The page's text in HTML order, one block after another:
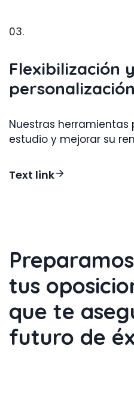
03.
Flexibilización y
Nuestras herramientas
estudio y mejorar su
Text link
Preparamos
tus
que te
futuro de